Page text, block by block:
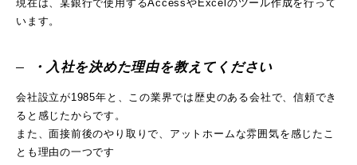
現在は、某銀行で使用するAccessやExcelのツール作成を行って
います。
・入社を決めた理由を教えてください
会社設立が1985年と、この業界では歴史のある会社で、信頼でき
ると感じたからです。
また、面接前後のやり取りで、アットホームな雰囲気を感じたこ
とも理由の一つです